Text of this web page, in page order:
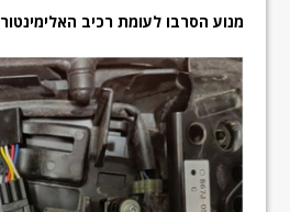
מנוע הסרבו לעומת רכיב האלימינטור